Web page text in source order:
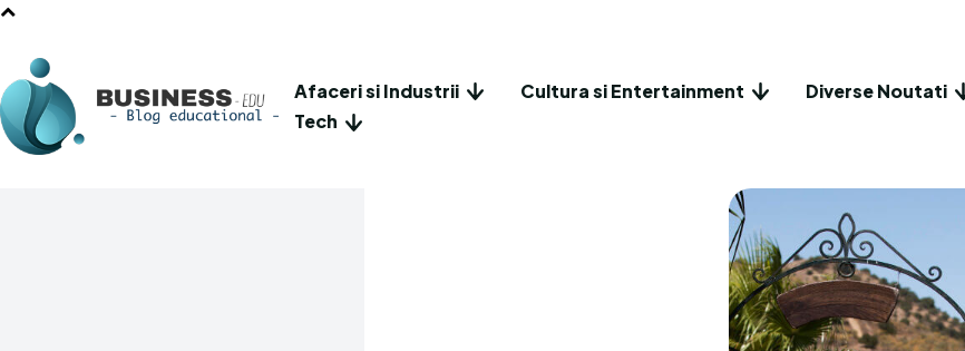
Afaceri si Industrii Cultura si Entertainment Diverse Noutati
Tech